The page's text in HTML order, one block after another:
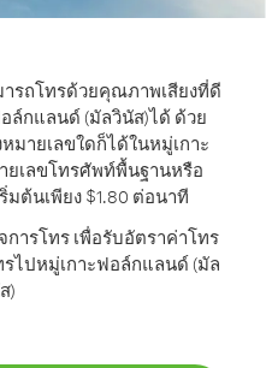
รถโทรด้วยคุณภาพเสียงที่ดี
ล์กแลนด์ (มัลวินัส)ได้ ด้วย
มายเลขใดก็ได้ในหมู่เกาะ
ยเลขโทรศัพท์พื้นฐานหรือ
ต้นเพียง $1.80 ต่อนาที
ารโทร เพื่อรับอัตราค่าโทร
ไปหมู่เกาะฟอล์กแลนด์ (มัล
)